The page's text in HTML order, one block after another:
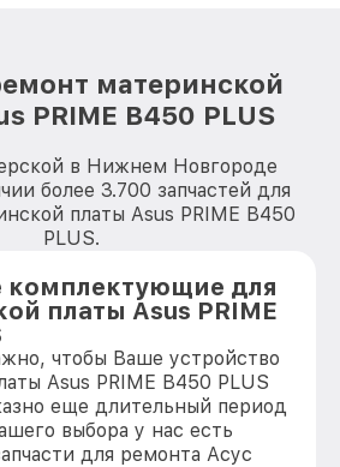
материнской
PRIME B450 PLUS
в Нижнем Новгороде
более 3.700 запчастей для
платы Asus PRIME B450
PLUS.
комплектующие для
платы Asus PRIME
чтобы Ваше устройство
Asus PRIME B450 PLUS
еще длительный период
выбора у нас есть
для ремонта Асус